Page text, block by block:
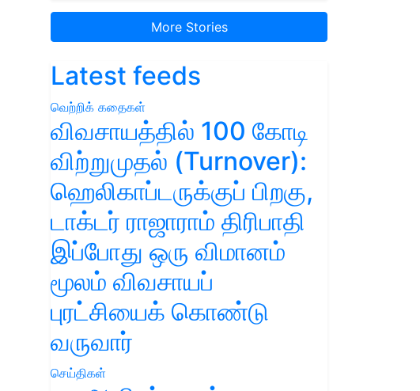
More Stories
Latest feeds
வெற்றிக் கதைகள்
விவசாயத்தில் 100 கோடி
விற்றுமுதல் (Turnover):
ஹெலிகாப்டருக்குப் பிறகு,
டாக்டர் ராஜாராம் திரிபாதி
இப்போது ஒரு விமானம்
மூலம் விவசாயப்
புரட்சியைக் கொண்டு
வருவார்
செய்திகள்